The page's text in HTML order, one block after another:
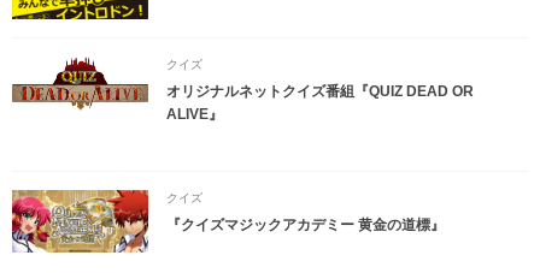
クイズ
オリジナルネットクイズ番組『QUIZ DEAD OR
ALIVE』
クイズ
『クイズマジックアカデミー 黄金の道標』